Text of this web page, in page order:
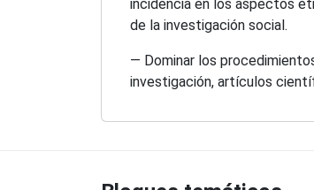
incidencia en los aspectos
de la investigación social.
— Dominar los
investigación, artículos